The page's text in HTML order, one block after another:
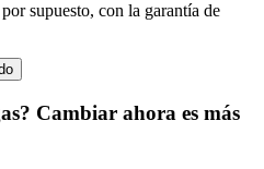
supuesto, con la garantía de
Cambiar ahora es más